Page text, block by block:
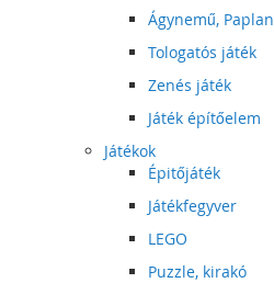
Ágynemű, Paplan
Tologatós játék
Zenés játék
Játék építőelem
Játékok
Épitőjáték
Játékfegyver
LEGO
Puzzle, kirakó